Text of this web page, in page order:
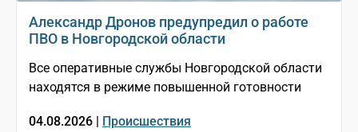
Александр Дронов предупредил о работе
ПВО в Новгородской области
Все оперативные службы Новгородской области
находятся в режиме повышенной готовности
04.08.2026 | Происшествия